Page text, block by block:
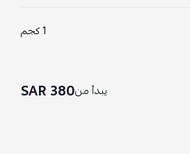
1 كجم
يبدأ من380 SAR